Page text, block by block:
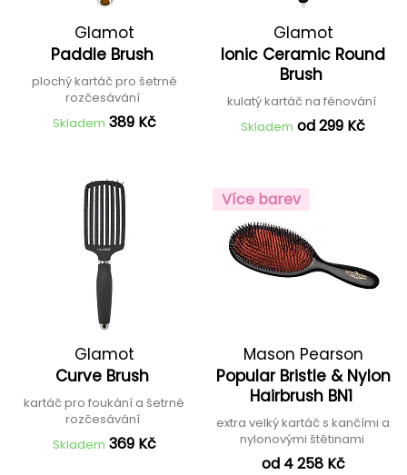
Glamot
Paddle Brush
plochý kartáč pro šetrné
rozčesávání
Skladem 389 Kč
Glamot
Ionic Ceramic Round
Brush
kulatý kartáč na fénování
Skladem od 299 Kč
Glamot
Curve Brush
kartáč pro foukání a šetrné
rozčesávání
Skladem 369 Kč
Více barev
Mason Pearson
Popular Bristle & Nylon
Hairbrush BN1
extra velký kartáč s kančími a
nylonovými štětinami
od 4 258 Kč